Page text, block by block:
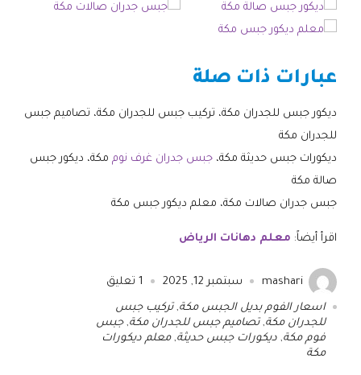
عبارات ذات صلة
ديكور جبس للجدران مكة، تركيب جبس للجدران مكة، تصاميم جبس
للجدران مكة
ديكورات جبس حديثة مكة، جبس جدران غرف نوم مكة، ديكور جبس
صالة مكة
جبس جدران صالات مكة، معلم ديكور جبس مكة
اقرأ أيضاً: معلم دهانات الرياض
mashari سبتمبر 12, 2025 1 تعليق
اسعار الفوم بديل الجبس مكة,تركيب جبس
للجدران مكة,تصاميم جبس للجدران مكة,جبس
فوم مكة, ديكورات جبس حديثة,معلم ديكورات
مكة